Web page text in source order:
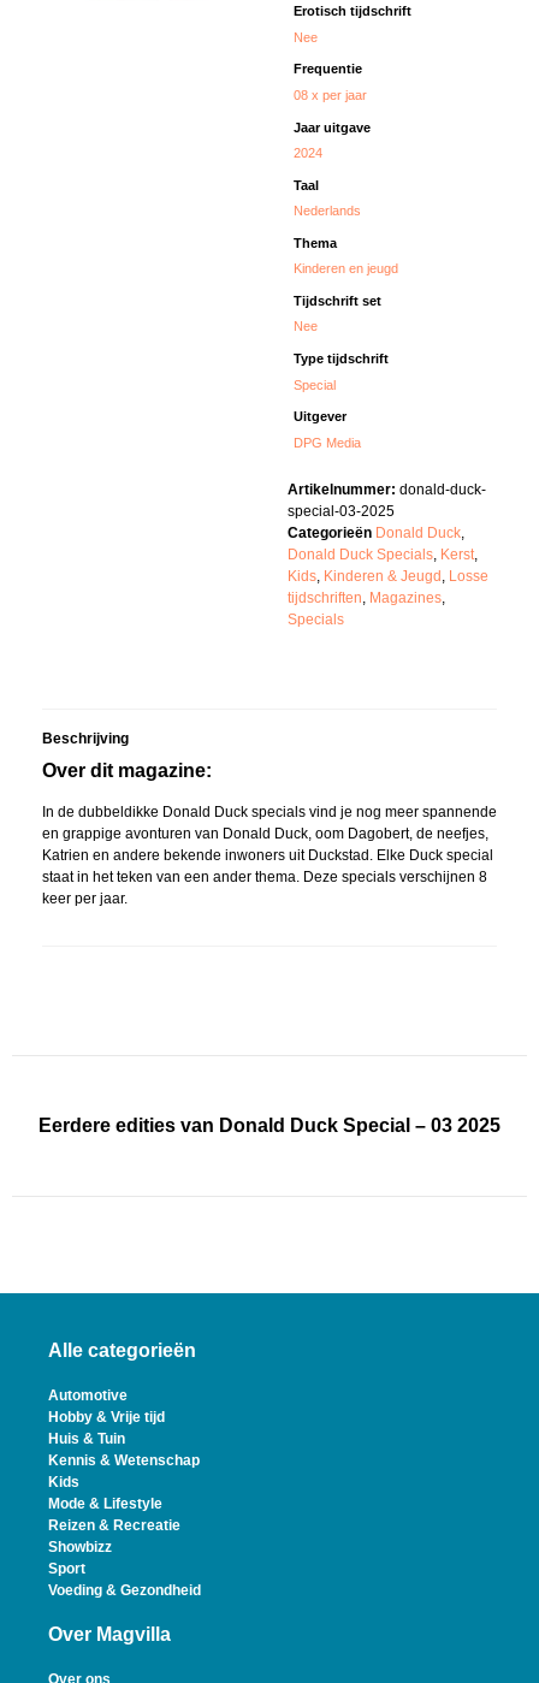
Erotisch tijdschrift
Nee
Frequentie
08 x per jaar
Jaar uitgave
2024
Taal
Nederlands
Thema
Kinderen en jeugd
Tijdschrift set
Nee
Type tijdschrift
Special
Uitgever
DPG Media
Artikelnummer: donald-duck-
special-03-2025
Categorieën Donald Duck,
Donald Duck Specials, Kerst,
Kids, Kinderen & Jeugd , Losse
tijdschriften, Magazines,
Specials
Beschrijving
Over dit magazine:
In de dubbeldikke Donald Duck specials vind je nog meer spannende
en grappige avonturen van Donald Duck, oom Dagobert, de neefjes,
Katrien en andere bekende inwoners uit Duckstad. Elke Duck special
staat in het teken van een ander thema. Deze specials verschijnen 8
keer per jaar.
Eerdere edities van Donald Duck Special – 03 2025
Alle categorieën
Automotive
Hobby & Vrije tijd
Huis & Tuin
Kennis & Wetenschap
Kids
Mode & Lifestyle
Reizen & Recreatie
Showbizz
Sport
Voeding & Gezondheid
Over Magvilla
Over ons